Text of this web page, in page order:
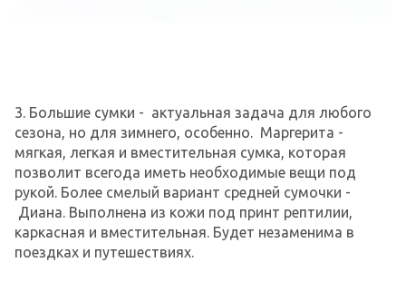
3. Большие сумки - актуальная задача для любого
сезона, но для зимнего, особенно. Маргерита -
мягкая, легкая и вместительная сумка, которая
позволит всегода иметь необходимые вещи под
рукой. Более смелый вариант средней сумочки -
Диана. Выполнена из кожи под принт рептилии,
каркасная и вместительная. Будет незаменима в
поездках и путешествиях.